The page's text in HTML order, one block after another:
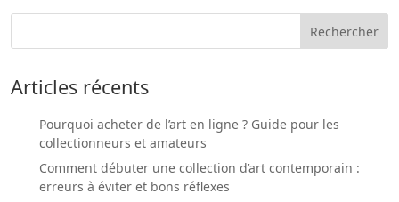
Articles récents
Pourquoi acheter de l’art en ligne ? Guide pour les
collectionneurs et amateurs
Comment débuter une collection d’art contemporain :
erreurs à éviter et bons réflexes